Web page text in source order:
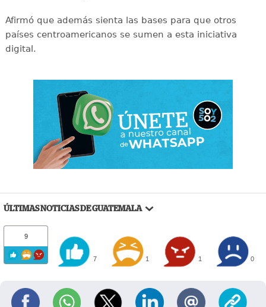
Afirmó que además sienta las bases para que otros
países centroamericanos se sumen a esta iniciativa
digital.
ÚLTIMAS NOTICIAS DE GUATEMALA
9
7 1 1 0